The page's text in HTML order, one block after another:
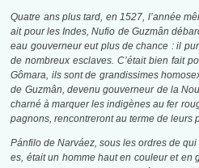
Quatre ans plus tard, en 1527, l’année
ait pour les Indes, Nufio de Guzmân
eau gouverneur eut plus de chance : il
de nombreux esclaves. C’était bien fait
Gômara, ils sont de grandissimes
de Guzmân, devenu gouverneur de la
charné à marquer les indigènes au fer
pagnons, rencontreront au terme de leurs
Pánfilo de Narváez, sous les ordres de
es, était un homme haut en couleur et